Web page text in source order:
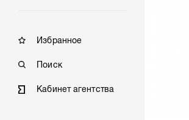
Избранное
Поиск
Кабинет агентства